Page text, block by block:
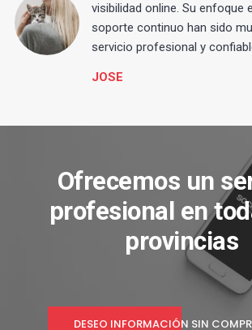
visibilidad online. Su enfoque
soporte continuo han sido
servicio profesional y
JOSE
Ofrecemos un
profesional en
provincias
DESEO INFORMACIÓN SIN